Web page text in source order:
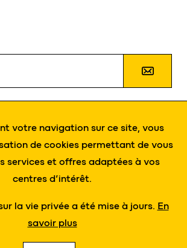
mes données personnelles
rue des Spinettes 13 - 4140 Sprimont
44 - Fax. +32 4 382 33 03 -
votre navigation sur ce site, vous
de cookies permettant de vous
services et offres adaptées à vos
centres d’intérêt.
la vie privée a été mise à jours. En
savoir plus